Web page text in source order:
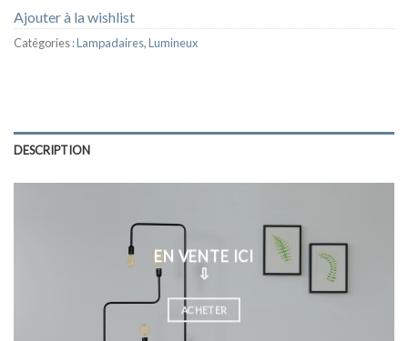
Ajouter à la wishlist
Catégories :Lampadaires,Lumineux
DESCRIPTION
EN VENTE ICI
⇩
ACHETER